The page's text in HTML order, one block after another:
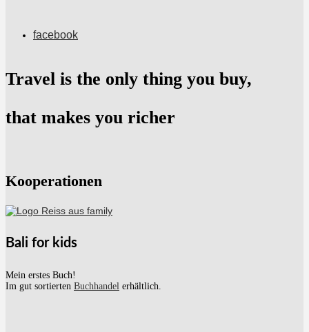
facebook
Travel is the only thing you buy,
that makes you richer
Kooperationen
Bali for kids
Mein erstes Buch!
Im gut sortierten Buchhandel erhältlich.